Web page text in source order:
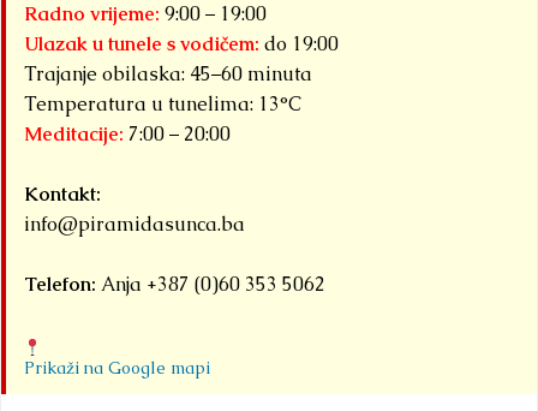
Radno vrijeme: 9:00 – 19:00
Ulazak u tunele s vodičem: do 19:00
Trajanje obilaska: 45–60 minuta
Temperatura u tunelima: 13°C
Meditacije: 7:00 – 20:00
Kontakt:
info@piramidasunca.ba
Telefon: Anja +387 (0)60 353 5062
Prikaži na Google mapi